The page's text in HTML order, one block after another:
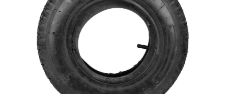
Dětská hřiště
Autodoplňky